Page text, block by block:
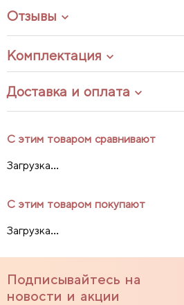
Отзывы
Комплектация
Доставка и оплата
С этим товаром сравнивают
Загрузка...
С этим товаром покупают
Загрузка...
Подписывайтесь на
новости и акции